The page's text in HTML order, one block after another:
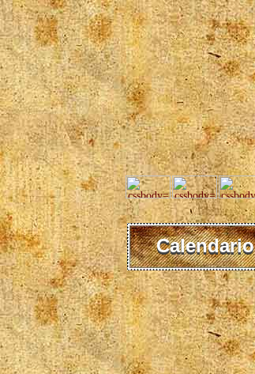
Calendario